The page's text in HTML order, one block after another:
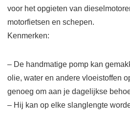
voor het opgieten van
motorfietsen en schepen.
Kenmerken:
– De handmatige pomp kan
olie, water en andere vloeistoffen
genoeg om aan je dagelijkse
– Hij kan op elke slanglengte